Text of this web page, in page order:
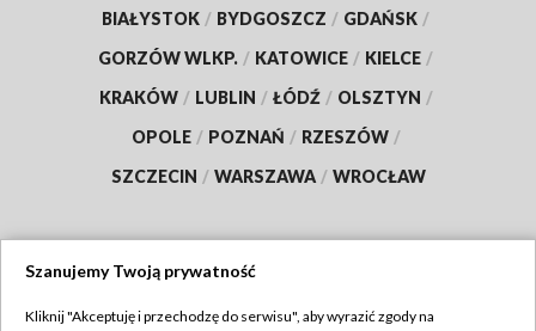
BIAŁYSTOK / BYDGOSZCZ / GDAŃSK /
GORZÓW WLKP. / KATOWICE / KIELCE /
KRAKÓW / LUBLIN / ŁÓDŹ / OLSZTYN /
OPOLE / POZNAŃ / RZESZÓW /
SZCZECIN / WARSZAWA / WROCŁAW
Szanujemy Twoją prywatność
Kliknij "Akceptuję i przechodzę do serwisu", aby wyrazić zgody na